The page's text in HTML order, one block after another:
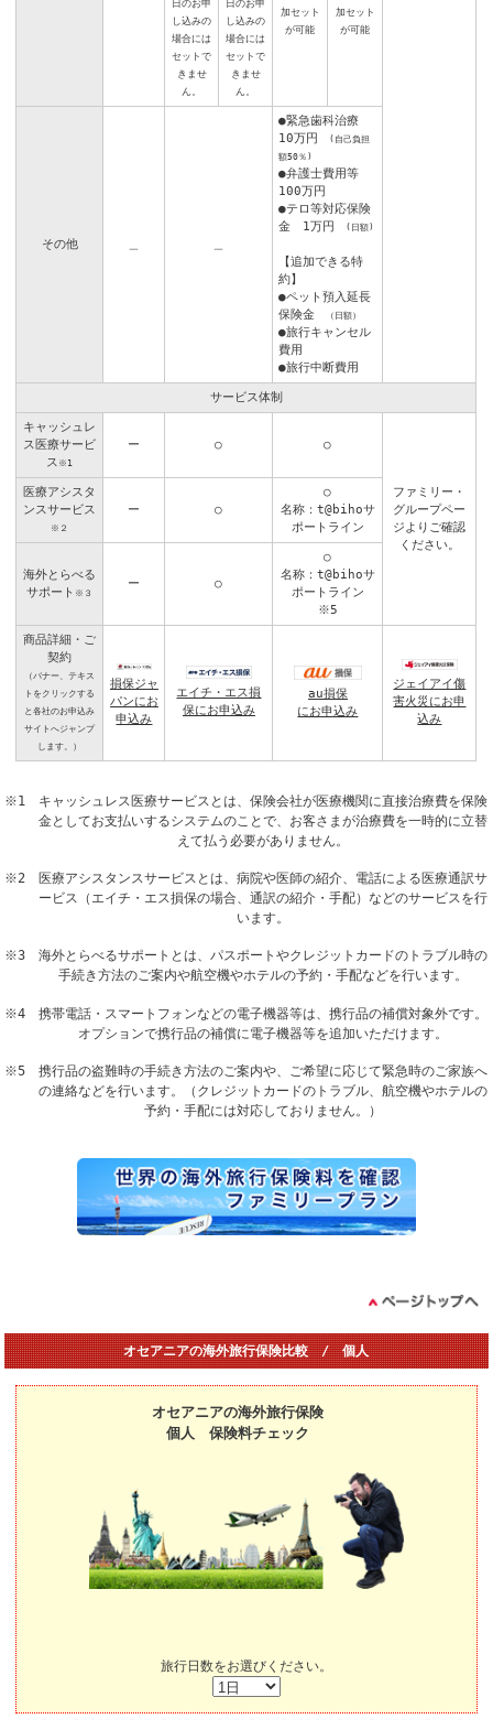
日のお申
し込みの
場合には
セットで
きませ
ん。
日のお申
し込みの
場合には
セットで
きませ
ん。
加セット
が可能
加セット
が可能
その他
●緊急歯科治療
10万円
(自己負担
額50％)
●弁護士費用等
100万円
●テロ等対応保険
金 1万円
(日額)
【追加できる特
約】
●ペット預入延長
保険金
（日額）
●旅行キャンセル
費用
●旅行中断費用
サービス体制
キャッシュレ
ス医療サービ
ス ※1
ー ○ ○
ファミリー・
グループペー
ジよりご確認
ください。
医療アシスタ
ンスサービス
※２
ー ○
○
名称：t@bihoサ
ポートライン
海外とらべる
サポート ※３
ー ○
○
名称：t@bihoサ
ポートライン
※5
商品詳細・ご
契約
（バナー、テキス
トをクリックする
と各社のお申込み
サイトへジャンプ
します。）
損保ジャ
パンにお
申込み
エイチ・エス損
保にお申込み
au損保
にお申込み
ジェイアイ傷
害火災にお申
込み
※1 キャッシュレス医療サービスとは、保険会社が医療機関に直接治療費を保険
金としてお支払いするシステムのことで、お客さまが治療費を一時的に立替
えて払う必要がありません。
※2 医療アシスタンスサービスとは、病院や医師の紹介、電話による医療通訳サ
ービス（エイチ・エス損保の場合、通訳の紹介・手配）などのサービスを行
います。
※3 海外とらべるサポートとは、パスポートやクレジットカードのトラブル時の
手続き方法のご案内や航空機やホテルの予約・手配などを行います。
※4 携帯電話・スマートフォンなどの電子機器等は、携行品の補償対象外です。
オプションで携行品の補償に電子機器等を追加いただけます。
※5 携行品の盗難時の手続き方法のご案内や、ご希望に応じて緊急時のご家族へ
の連絡などを行います。（クレジットカードのトラブル、航空機やホテルの
予約・手配には対応しておりません。）
オセアニアの海外旅行保険比較 / 個人
オセアニアの海外旅行保険
個人 保険料チェック
旅行日数をお選びください。